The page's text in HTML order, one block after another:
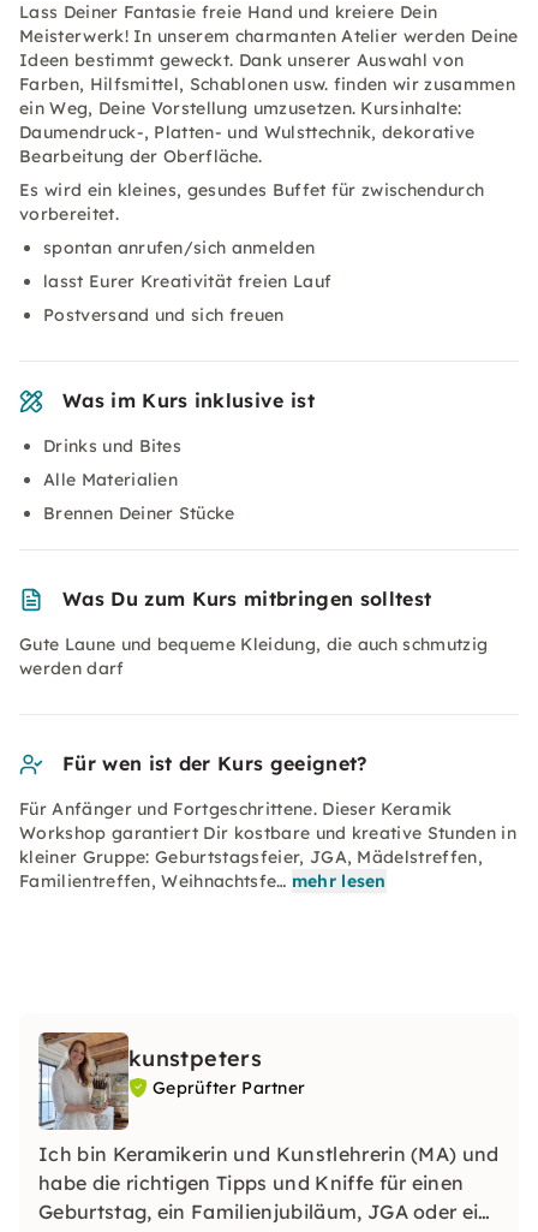
Lass Deiner Fantasie freie Hand und kreiere Dein
Meisterwerk! In unserem charmanten Atelier werden Deine
Ideen bestimmt geweckt. Dank unserer Auswahl von
Farben, Hilfsmittel, Schablonen usw. finden wir zusammen
ein Weg, Deine Vorstellung umzusetzen. Kursinhalte:
Daumendruck-, Platten- und Wulsttechnik, dekorative
Bearbeitung der Oberfläche.
Es wird ein kleines, gesundes Buffet für zwischendurch
vorbereitet.
spontan anrufen/sich anmelden
lasst Eurer Kreativität freien Lauf
Postversand und sich freuen
Was im Kurs inklusive ist
Drinks und Bites
Alle Materialien
Brennen Deiner Stücke
Was Du zum Kurs mitbringen solltest
Gute Laune und bequeme Kleidung, die auch schmutzig
werden darf
Für wen ist der Kurs geeignet?
Für Anfänger und Fortgeschrittene. Dieser Keramik
Workshop garantiert Dir kostbare und kreative Stunden in
kleiner Gruppe: Geburtstagsfeier, JGA, Mädelstreffen,
Familientreffen, Weihnachtsfe… mehr lesen
kunstpeters
Geprüfter Partner
Ich bin Keramikerin und Kunstlehrerin (MA) und
habe die richtigen Tipps und Kniffe für einen
Geburtstag, ein Familienjubiläum, JGA oder ein